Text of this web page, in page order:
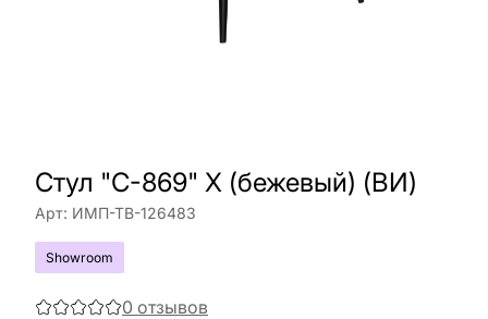
Cтул "C-869" X (бежевый) (ВИ)
Арт: ИМП-ТВ-126483
Showroom
0 отзывов